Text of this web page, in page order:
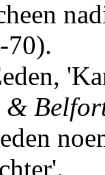
70).
,
&
.